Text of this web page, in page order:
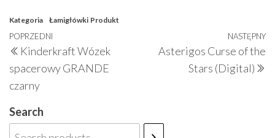
Kategoria Łamigłówki Produkt
Nawigacja
wpisu
Poprzedni
wpis
POPRZEDNI
Kinderkraft Wózek
spacerowy GRANDE
czarny
NASTĘPNY
Asterigos Curse of the
Stars (Digital)
Search